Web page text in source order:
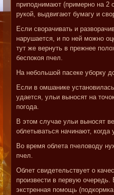
приподнимают (примерно на 2
рукой, выдвигают бумагу и
Если сворачивать и
нарушается, и по ней можно
тут же вернуть в прежнее
беспокоя пчел.
На небольшой пасеке уборку
Если в омшанике
удается, ульи выносят на
погода.
В этом случае ульи выносят
облетываться начинают,
Во время облета пчеловоду
пчел.
Облет свидетельствует о
произвести в первую
экстренная помощь